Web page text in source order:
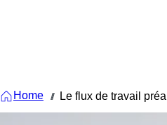
Home /// Le flux de travail